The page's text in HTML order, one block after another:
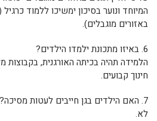
המיוחד ונוער בסיכון ימשיכו ללמוד
באזורים מוגבלים).
6. באיזו מתכונת ילמדו הילדים?
חינוך קבועים.
7. האם הילדים בגן חייבים לעטות מסיכה?
לא.